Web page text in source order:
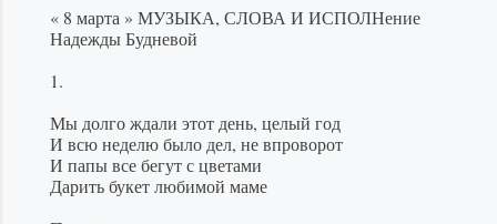
« 8 марта » МУЗЫКА, СЛОВА И ИСПОЛНение
Надежды Будневой
1.
Мы долго ждали этот день, целый год
И всю неделю было дел, не впроворот
И папы все бегут с цветами
Дарить букет любимой маме